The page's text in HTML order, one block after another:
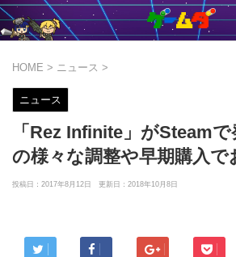
HOME > ニュース >
ニュース
「Rez Infinite」がSteam
の様々な調整や早期購入で
投稿日：2017年8月12日 更新日： 2018年10月8日